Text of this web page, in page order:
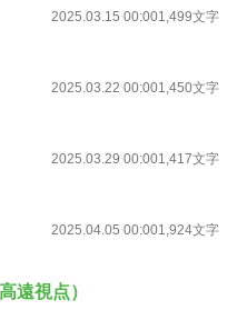
2025.03.15 00:001,499文字
2025.03.22 00:001,450文字
2025.03.29 00:001,417文字
2025.04.05 00:001,924文字
遠視点）